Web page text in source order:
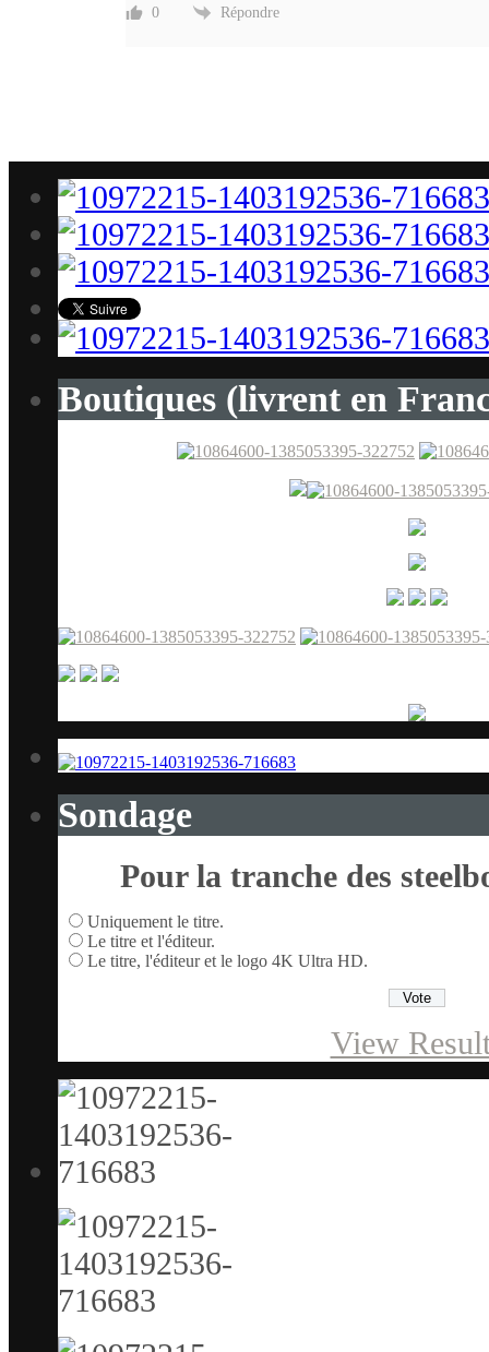
0 Répondre
Boutiques (livrent en
Sondage
Pour la tranche des
Uniquement le titre.
Le titre et l'éditeur.
Le titre, l'éditeur et le logo 4K Ultra HD.
View